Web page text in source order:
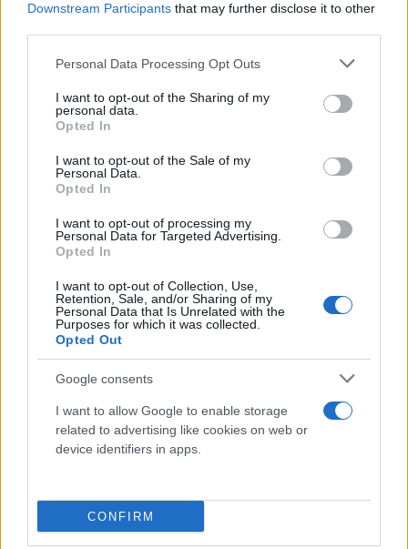
Downstream Participants that may further disclose it to other
Please note that this website/app uses one or more Google
not limited to your visit or usage behaviour. You may click to
grant or deny consent to Google and its third-party tags to
use your data for below specified purposes in below Google
consent section.
Personal Data Processing Opt Outs
I want to opt-out of the Sharing of my
personal data.
Opted In
I want to opt-out of the Sale of my
Personal Data.
Opted In
I want to opt-out of processing my
Personal Data for Targeted Advertising.
Opted In
I want to opt-out of Collection, Use,
Retention, Sale, and/or Sharing of my
Personal Data that Is Unrelated with the
Purposes for which it was collected.
Opted Out
Google consents
I want to allow Google to enable storage
related to advertising like cookies on web or
device identifiers in apps.
CONFIRM
παρήγγειλε την ιατροδικαστική εξέταση του
θανόντος στην αρμόδια υπηρεσία Στερεάς Ελλάδας.
Κάνε κλικ και δες περισσότερο
Flash.grστην αναζήτηση τηςGoogle
Διάβασε σχετικά